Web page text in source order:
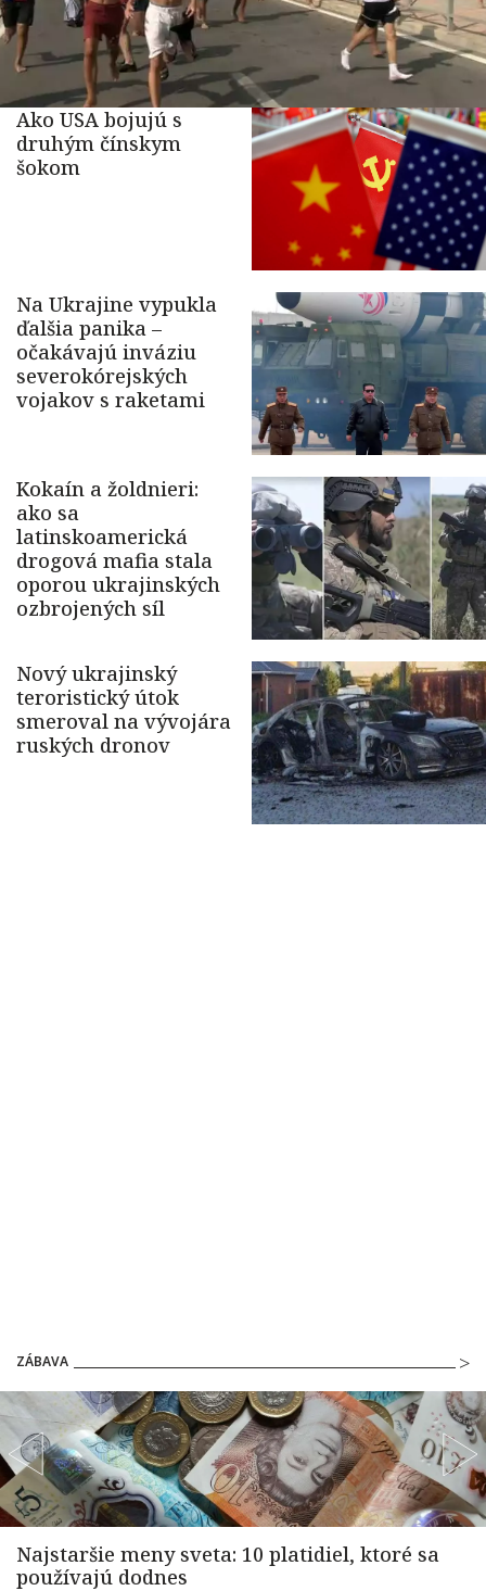
ZÁBAVA